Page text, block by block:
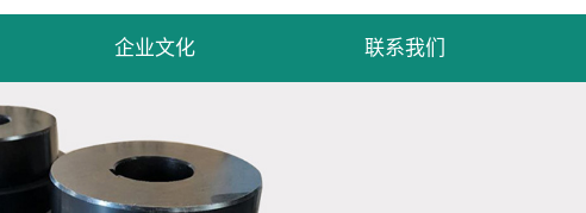
企业文化 联系我们